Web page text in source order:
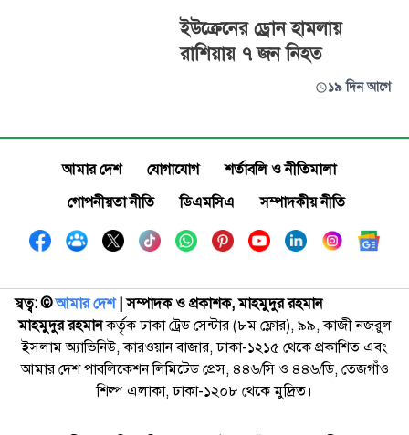
ইউক্রেনের ড্রোন হামলায়
রাশিয়ায় ৭ জন নিহত
১৯ দিন আগে
আমার দেশ যোগাযোগ
শর্তাবলি ও নীতিমালা
গোপনীয়তা নীতি
ডিএমসিএ সম্পাদকীয় নীতি
স্বত্ব: ©️আমার দেশ| সম্পাদক ও প্রকাশক, মাহমুদুর রহমান
মাহমুদুর রহমানকর্তৃক ঢাকা ট্রেড সেন্টার (৮ম ফ্লোর), ৯৯, কাজী নজরুল
ইসলাম অ্যাভিনিউ, কারওয়ান বাজার, ঢাকা-১২১৫ থেকে প্রকাশিত এবং
আমার দেশ পাবলিকেশন লিমিটেড প্রেস, ৪৪৬/সি ও ৪৪৬/ডি, তেজগাঁও
শিল্প এলাকা, ঢাকা-১২০৮ থেকে মুদ্রিত।